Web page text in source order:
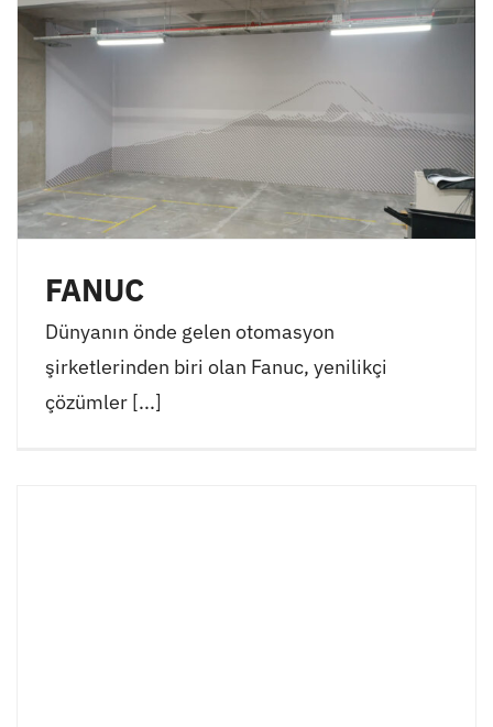
FANUC
Dünyanın önde gelen otomasyon
şirketlerinden biri olan Fanuc, yenilikçi
çözümler [...]